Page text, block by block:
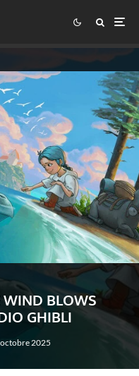
WIND BLOWS
GHIBLI
2025